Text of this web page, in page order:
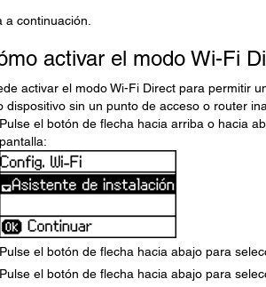
a continuación.
activar el modo Wi-Fi
activar el modo Wi-Fi Direct para permitir
dispositivo sin un punto de acceso o router
Pulse el botón de flecha hacia arriba o hacia
pantalla:
Pulse el botón de flecha hacia abajo para
Pulse el botón de flecha hacia abajo para